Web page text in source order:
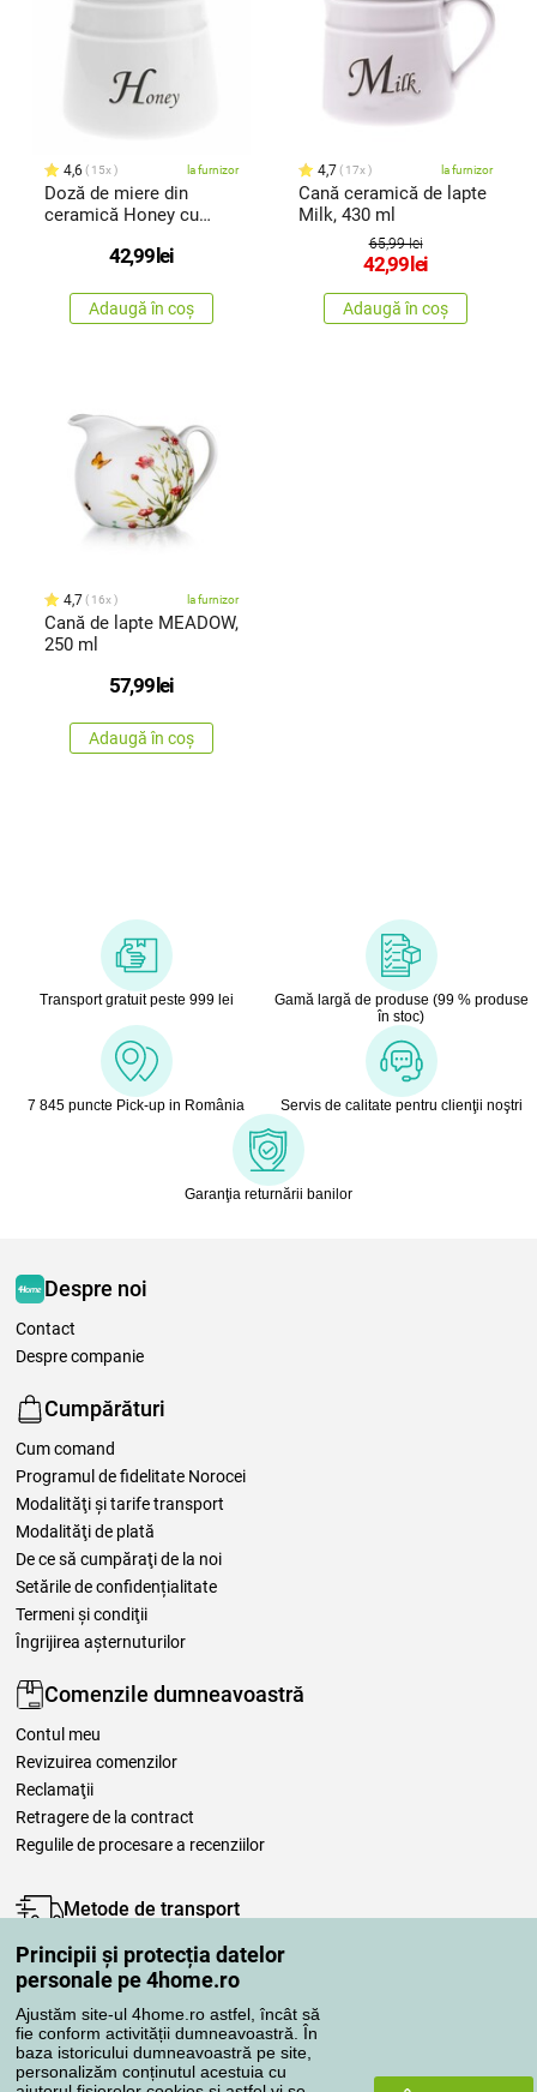
Principii și protecția datelor
personale pe 4home.ro
Ajustăm site-ul 4home.ro astfel, încât să
fie conform activității dumneavoastră. În
baza istoricului dumneavoastră pe site,
personalizăm conținutul acestuia cu
4,6 15x la furnizor
Doză de miere din
ceramică Honey cu
42,99 lei
Adaugă în coș
4,7 17x la furnizor
Cană ceramică de lapte
Milk, 430 ml
65,99 lei
42,99 lei
Adaugă în coș
4,7 16x la furnizor
Cană de lapte MEADOW,
250 ml
57,99 lei
Adaugă în coș
Transport gratuit peste 999 lei
Gamă largă de produse (99 % produse
în stoc)
7 845 puncte Pick-up in România Servis de calitate pentru clienţii noştri
Garanţia returnării banilor
Despre noi
Contact
Despre companie
Cumpărături
Cum comand
Programul de fidelitate Norocei
Modalităţi şi tarife transport
Modalităţi de plată
De ce să cumpăraţi de la noi
Setările de confidențialitate
Termeni şi condiţii
Îngrijirea așternuturilor
Comenzile dumneavoastră
Contul meu
Revizuirea comenzilor
Reclamaţii
Retragere de la contract
Regulile de procesare a recenziilor
Metode de transport
Metode de plată
Magazin de încredere